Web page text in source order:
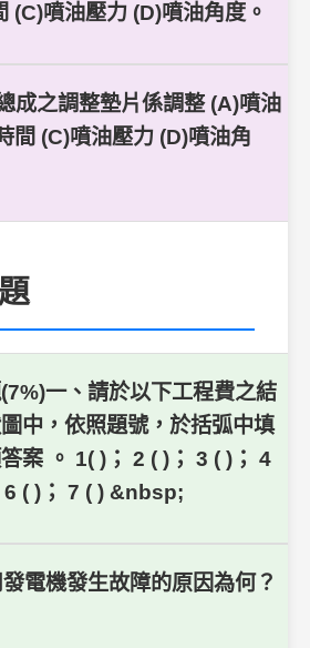
(C)噴油壓力 (D)噴油角度。
成之調整墊片係調整 (A)噴油
間 (C)噴油壓力 (D)噴油角
一、請於以下工程費之結
中，依照題號，於括弧中填
案 。 1( )； 2 ( )； 3 ( )； 4
6 ( )； 7 ( ) &nbsp;
電機發生故障的原因為何？